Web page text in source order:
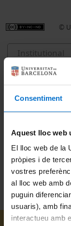
Consentiment
Aquest lloc web
El lloc web de la
pròpies i de
vostres
al lloc web amb
puguin
usuaris), amb
interactueu amb
©
Institutional
Academic
Universitat
Ludwig, Peter